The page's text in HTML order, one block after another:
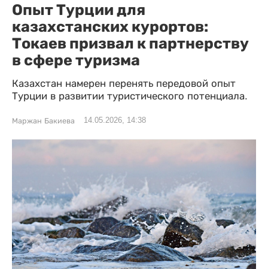
Опыт Турции для
казахстанских курортов:
Токаев призвал к партнерству
в сфере туризма
Казахстан намерен перенять передовой опыт
Турции в развитии туристического потенциала.
Маржан Бакиева 14.05.2026, 14:38